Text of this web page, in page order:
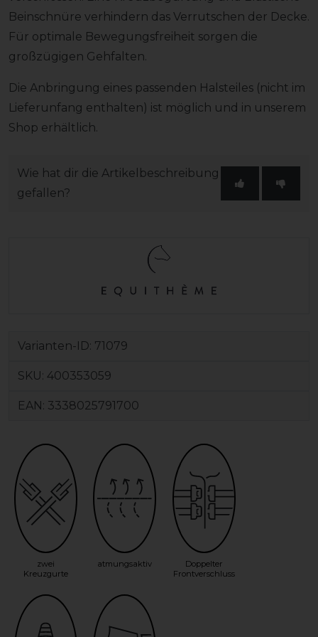
Beinschnüre verhindern das Verrutschen der Decke.
Für optimale Bewegungsfreiheit sorgen die
großzügigen Gehfalten.
Die Anbringung eines passenden Halsteiles (nicht im
Lieferunfang enthalten) ist möglich und in unserem
Shop erhältlich.
Wie hat dir die Artikelbeschreibung
gefallen?
Varianten-ID: 71079
SKU: 400353059
EAN: 3338025791700
zwei
Kreuzgurte
atmungsaktiv
Doppelter
Frontverschluss